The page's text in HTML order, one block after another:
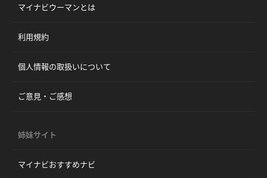
マイナビウーマンとは
利用規約
個人情報の取扱いについて
ご意見・ご感想
姉妹サイト
マイナビおすすめナビ